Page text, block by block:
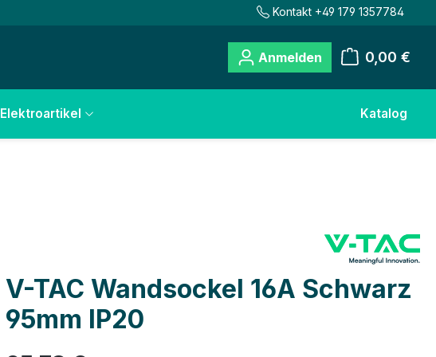
Kontakt +49 179 1357784
Anmelden 0,00 €
Elektroartikel Katalog
V-TAC Wandsockel 16A Schwarz
95mm IP20